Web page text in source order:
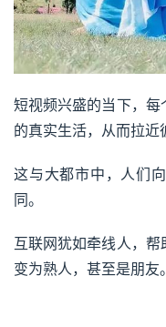
短视频兴盛的当下，
的真实生活，从而拉近
这与大都市中，人们
同。
互联网犹如牵线人，
变为熟人，甚至是朋友。